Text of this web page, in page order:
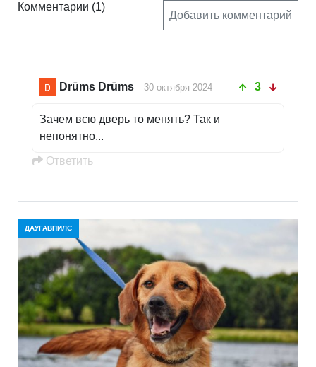
Комментарии (1)
Добавить комментарий
Drūms Drūms 30 октября 2024 3
Зачем всю дверь то менять? Так и
непонятно...
Oтветить
ДАУГАВПИЛС